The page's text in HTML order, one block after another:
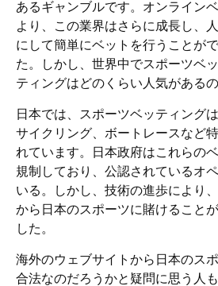
あるギャンブルです。オンライン
より、この業界はさらに成長し、
にして簡単にベットを行うことが
た。しかし、世界中でスポーツベ
ティングはどのくらい人気がある
日本では、スポーツベッティング
サイクリング、ボートレースなど
れています。日本政府はこれらの
規制しており、公認されているオ
いる。しかし、技術の進歩により
から日本のスポーツに賭けること
した。
海外のウェブサイトから日本のス
合法なのだろうかと疑問に思う人